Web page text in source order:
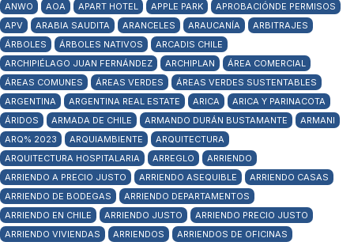
ANWO
AOA APART HOTEL APPLE PARK
APROBACIÓNDE PERMISOS
APV
ARABIA SAUDITA ARANCELES ARAUCANÍA
ARBITRAJES
ÁRBOLES
ÁRBOLES NATIVOS
ARCADIS CHILE
ARCHIPIÉLAGO JUAN FERNÁNDEZ
ARCHIPLAN
ÁREA COMERCIAL
ÁREAS COMUNES
ÁREAS VERDES
ÁREAS VERDES SUSTENTABLES
ARGENTINA
ARGENTINA REAL ESTATE ARICA
ARICA Y PARINACOTA
ÁRIDOS
ARMADA DE CHILE ARMANDO DURÁN BUSTAMANTE
ARMANI
ARQ% 2023
ARQUIAMBIENTE
ARQUITECTURA
ARQUITECTURA HOSPITALARIA
ARREGLO
ARRIENDO
ARRIENDO A PRECIO JUSTO
ARRIENDO ASEQUIBLE
ARRIENDO CASAS
ARRIENDO DE BODEGAS
ARRIENDO DEPARTAMENTOS
ARRIENDO EN CHILE
ARRIENDO JUSTO
ARRIENDO PRECIO JUSTO
ARRIENDO VIVIENDAS
ARRIENDOS
ARRIENDOS DE OFICINAS